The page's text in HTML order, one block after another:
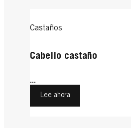
Castaños
Cabello castaño
...
Lee ahora